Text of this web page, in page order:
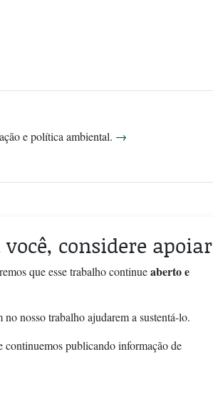
e política ambiental. →
considere apoiar
que esse trabalho continueaberto e
nosso trabalho ajudarem a sustentá-lo.
continuemos publicando informação de